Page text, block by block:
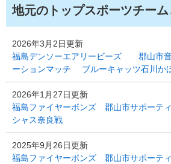
地元のトップスポーツチー
2026年3月2日更新
福島デンソーエアリービーズ 郡山市音
ーションマッチ ブルーキャッツ石川か
2026年1月27日更新
福島ファイヤーボンズ 郡山市サポーテ
シャス奈良戦
2025年9月26日更新
福島ファイヤーボンズ 郡山市サポーテ